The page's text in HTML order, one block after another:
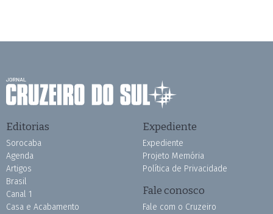
Editorias
Sorocaba
Agenda
Artigos
Brasil
Canal 1
Casa e Acabamento
Expediente
Expediente
Projeto Memória
Política de Privacidade
Fale conosco
Fale com o Cruzeiro